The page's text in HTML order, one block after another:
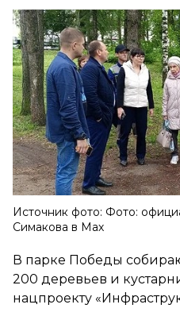
Источник фото: Фото:
Симакова в Мах
В парке Победы
200 деревьев и
нацпроекту